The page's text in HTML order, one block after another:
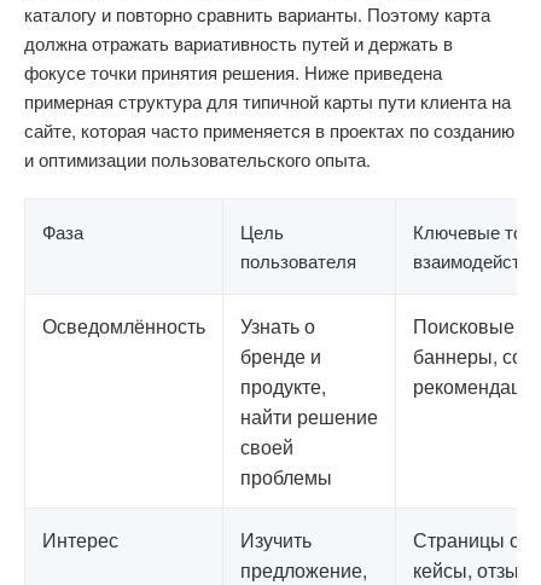
каталогу и повторно сравнить варианты. Поэтому карта
должна отражать вариативность путей и держать в
фокусе точки принятия решения. Ниже приведена
примерная структура для типичной карты пути клиента на
сайте, которая часто применяется в проектах по созданию
и оптимизации пользовательского опыта.
Фаза
Цель
пользователя
Ключевые
Осведомлённость
Узнать о
бренде и
продукте,
найти решение
своей
проблемы
Поисковые
баннеры,
Интерес
Изучить
предложение,
Страницы
кейсы,